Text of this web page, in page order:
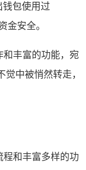
包使用过
金安全。
和丰富的功能，宛
中被悄然转走，
程和丰富多样的功